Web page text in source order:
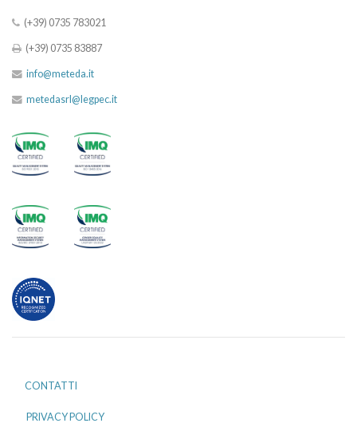
(+39) 0735 783021
(+39) 0735 83887
info@meteda.it
metedasrl@legpec.it
CONTATTI
PRIVACY POLICY